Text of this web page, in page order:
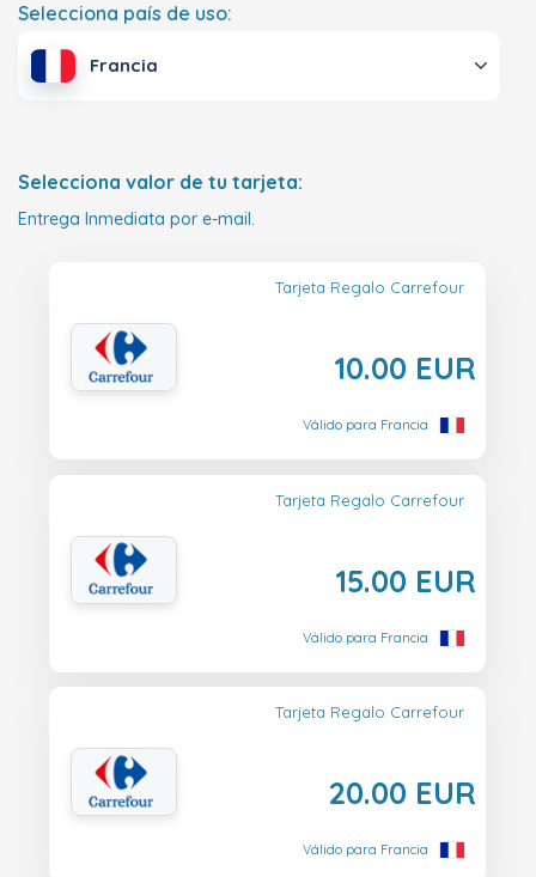
Selecciona país de uso:
Francia
Selecciona valor de tu tarjeta:
Entrega Inmediata por e-mail.
Tarjeta Regalo Carrefour
10.00 EUR
Válido para Francia
Tarjeta Regalo Carrefour
15.00 EUR
Válido para Francia
Tarjeta Regalo Carrefour
20.00 EUR
Válido para Francia